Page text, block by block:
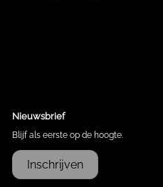
Nieuwsbrief
Blijf als eerste op de hoogte.
Inschrijven